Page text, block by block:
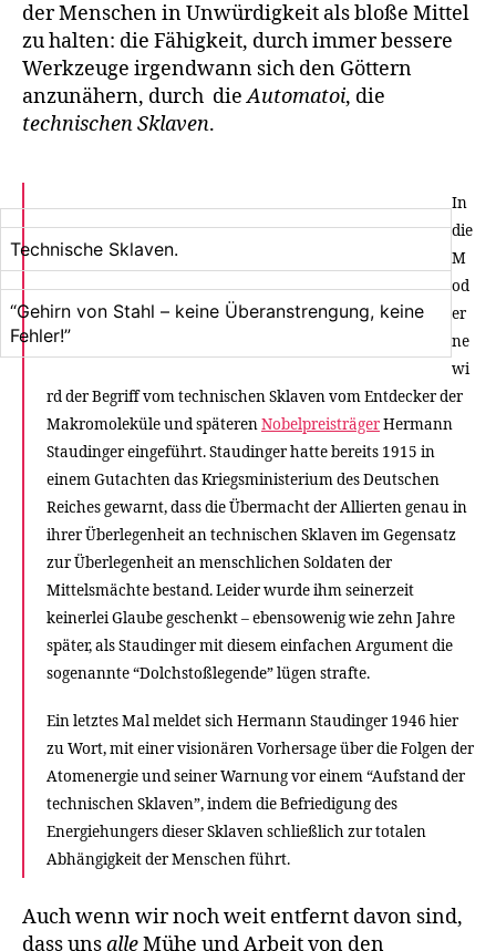
der Menschen in Unwürdigkeit als bloße Mittel
zu halten: die Fähigkeit, durch immer bessere
Werkzeuge irgendwann sich den Göttern
anzunähern, durch dieAutomatoi, die
technischen Sklaven.
Technische Sklaven.
“Gehirn von Stahl – keine Überanstrengung, keine
Fehler!”
In
die
M
od
er
ne
wi
rd der Begriff vom technischen Sklaven vom Entdecker der
Makromoleküle und späterenNobelpreisträgerHermann
Staudinger eingeführt. Staudinger hatte bereits 1915 in
einem Gutachten das Kriegsministerium des Deutschen
Reiches gewarnt, dass die Übermacht der Allierten genau in
ihrer Überlegenheit an technischen Sklaven im Gegensatz
zur Überlegenheit an menschlichen Soldaten der
Mittelsmächte bestand. Leider wurde ihm seinerzeit
keinerlei Glaube geschenkt – ebensowenig wie zehn Jahre
später, als Staudinger mit diesem einfachen Argument die
sogenannte “Dolchstoßlegende” lügen strafte.
Ein letztes Mal meldet sich Hermann Staudinger 1946 hier
zu Wort, mit einer visionären Vorhersage über die Folgen der
Atomenergie und seiner Warnung vor einem “Aufstand der
technischen Sklaven”, indem die Befriedigung des
Energiehungers dieser Sklaven schließlich zur totalen
Abhängigkeit der Menschen führt.
Auch wenn wir noch weit entfernt davon sind,
dass unsalleMühe und Arbeit von den